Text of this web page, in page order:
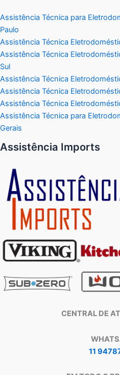
Assistência Técnica para
Paulo
Assistência Técnica
Assistência Técnica
Sul
Assistência Técnica
Assistência Técnica
Assistência Técnica
Assistência Técnica para
Gerais
Assistência Imports
CENTRAL DE
11